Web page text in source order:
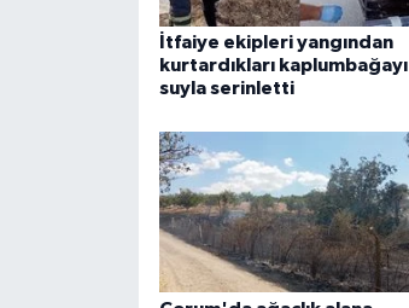
İtfaiye ekipleri yangından
kurtardıkları kaplumbağayı
suyla serinletti